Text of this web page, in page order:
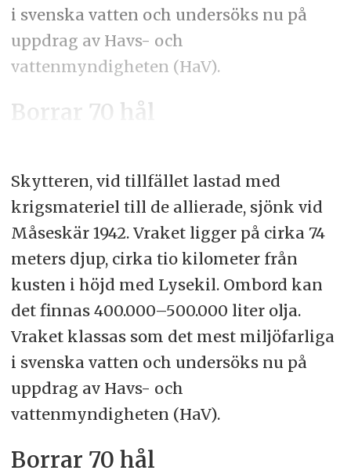
i svenska vatten och undersöks nu på
uppdrag av Havs- och
vattenmyndigheten (HaV).
Borrar 70 hål
Skytteren, vid tillfället lastad med
krigsmateriel till de allierade, sjönk vid
Måseskär 1942. Vraket ligger på cirka 74
meters djup, cirka tio kilometer från
kusten i höjd med Lysekil. Ombord kan
det finnas 400.000–500.000 liter olja.
Vraket klassas som det mest miljöfarliga
i svenska vatten och undersöks nu på
uppdrag av Havs- och
vattenmyndigheten (HaV).
Borrar 70 hål